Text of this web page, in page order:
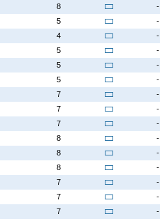
8 -
5 -
4 -
5 -
5 -
5 -
7 -
7 -
7 -
8 -
8 -
8 -
7 -
7 -
7 -